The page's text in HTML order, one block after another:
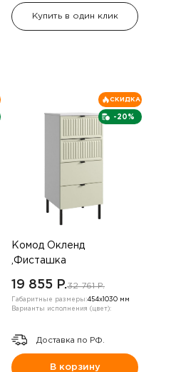
Купить в один клик
-20%
СКИДКА
Комод Окленд
,Фисташка
19 855 P.32 761 P.
Габаритные размеры:454х1030 мм
Варианты исполнения (цвет):
Доставка по РФ.
В корзину